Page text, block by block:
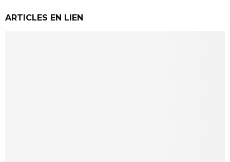
ARTICLES EN LIEN